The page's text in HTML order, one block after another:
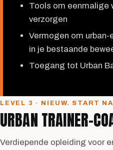
Tools om eenmalige
verzorgen
Vermogen om
in je bestaande
Toegang tot Urban
LEVEL 3 · NIEUW. START
URBAN TRAINER-
Verdiepende opleiding voor